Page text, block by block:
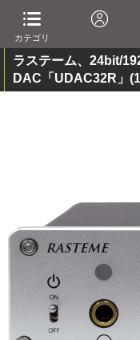
カテゴリ
ラステーム、24bit/
DAC「UDAC32R」